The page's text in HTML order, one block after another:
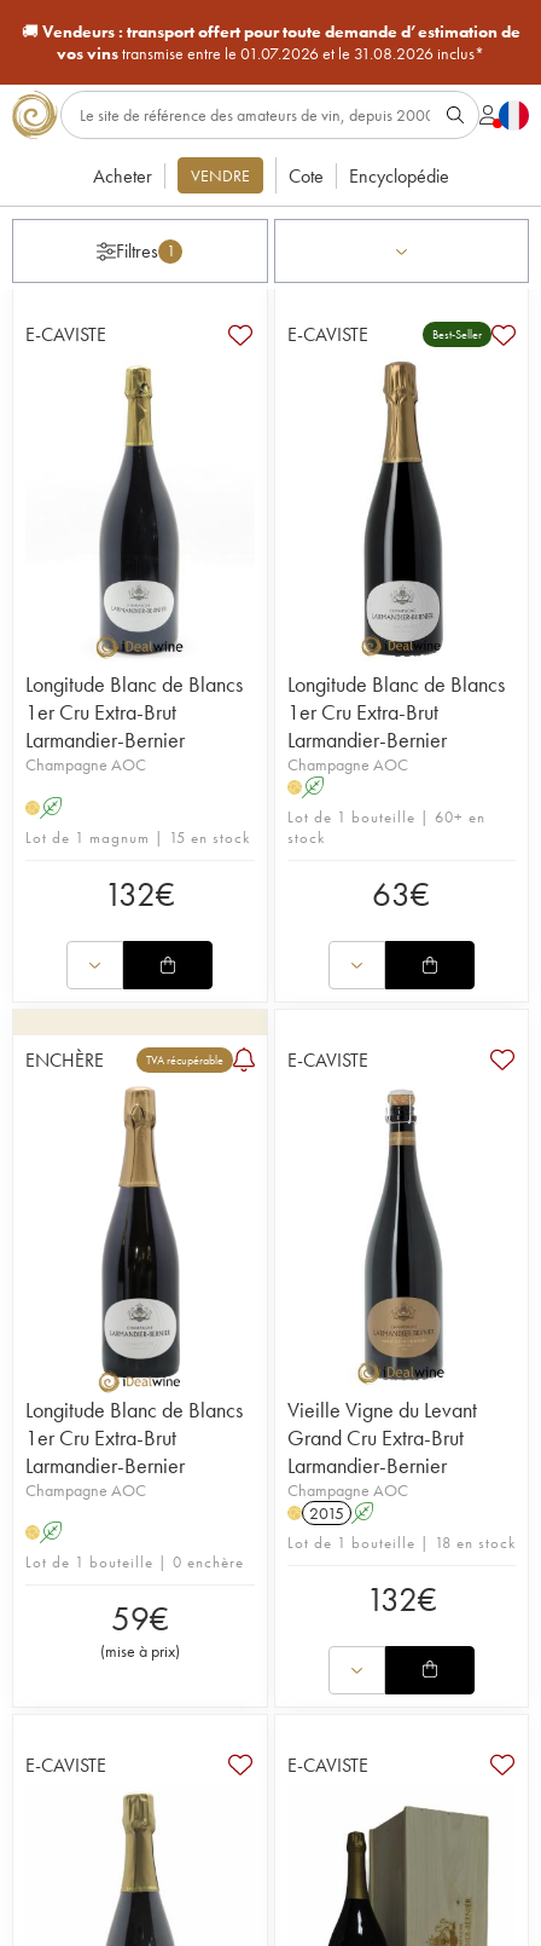
🚚Vendeurs : transport offert pour toute demande d’estimation de
vos vinstransmise entre le 01.07.2026 et le 31.08.2026 inclus*
Acheter VENDRE Cote Encyclopédie
Filtres 1
E-CAVISTE
Longitude Blanc de Blancs
1er Cru Extra-Brut
Larmandier-Bernier
Champagne AOC
H A
Lot de 1 magnum | 15 en stock
132€
E-CAVISTE Best-Seller
Longitude Blanc de Blancs
1er Cru Extra-Brut
Larmandier-Bernier
Champagne AOC
HA
Lot de 1 bouteille | 60+ en
stock
63€
ENCHÈRE TVA récupérable
Longitude Blanc de Blancs
1er Cru Extra-Brut
Larmandier-Bernier
Champagne AOC
H A
Lot de 1 bouteille | 0 enchère
59€
(mise à prix)
E-CAVISTE
Vieille Vigne du Levant
Grand Cru Extra-Brut
Larmandier-Bernier
Champagne AOC
H 2015 A
Lot de 1 bouteille | 18 en stock
132€
E-CAVISTE E-CAVISTE